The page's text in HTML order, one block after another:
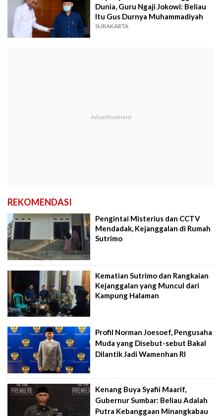
Dunia, Guru Ngaji Jokowi: Beliau
Itu Gus Durnya Muhammadiyah
SURAKARTA
REKOMENDASI
Pengintai Misterius dan CCTV
Mendadak, Kejanggalan di Rumah
Sutrimo
Kematian Sutrimo dan Rangkaian
Kejanggalan yang Muncul dari
Kampung Halaman
Profil Norman Joesoef, Pengusaha
Muda yang Disebut-sebut Bakal
Dilantik Jadi Wamenhan RI
Kenang Buya Syafii Maarif,
Gubernur Sumbar: Beliau Adalah
Putra Kebanggaan Minangkabau